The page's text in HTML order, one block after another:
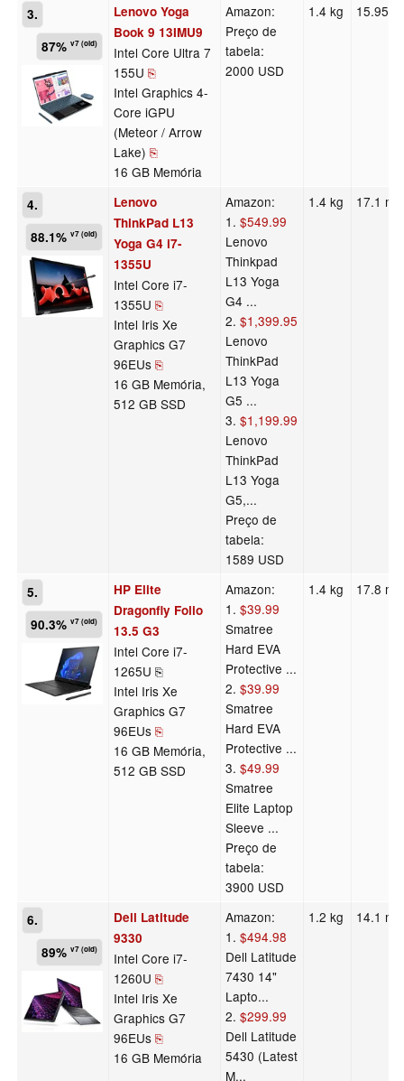
3.
87%v7 (old)
Lenovo Yoga
Book 9 13IMU9
Intel Core Ultra 7
155U ⎘
Intel Graphics 4-
Core iGPU
(Meteor / Arrow
Lake) ⎘
16 GB Memória
Amazon:
Preço de
tabela:
2000 USD
1.4 kg 15.95
4.
88.1%v7 (old)
Lenovo
ThinkPad L13
Yoga G4 i7-
1355U
Intel Core i7-
1355U ⎘
Intel Iris Xe
Graphics G7
96EUs ⎘
16 GB Memória,
512 GB SSD
Amazon:
1.$549.99
Lenovo
Thinkpad
L13 Yoga
G4 ...
2.$1,399.95
Lenovo
ThinkPad
L13 Yoga
G5 ...
3.$1,199.99
Lenovo
ThinkPad
L13 Yoga
G5,...
Preço de
tabela:
1589 USD
1.4 kg 17.1
5.
90.3%v7 (old)
HP Elite
Dragonfly Folio
13.5 G3
Intel Core i7-
1265U ⎘
Intel Iris Xe
Graphics G7
96EUs ⎘
16 GB Memória,
512 GB SSD
Amazon:
1.$39.99
Smatree
Hard EVA
Protective ...
2.$39.99
Smatree
Hard EVA
Protective ...
3.$49.99
Smatree
Elite Laptop
Sleeve ...
Preço de
tabela:
3900 USD
1.4 kg 17.8
6.
89%v7 (old)
Dell Latitude
9330
Intel Core i7-
1260U ⎘
Intel Iris Xe
Graphics G7
96EUs ⎘
16 GB Memória
Amazon:
1.$494.98
Dell Latitude
7430 14"
Lapto...
2.$299.99
Dell Latitude
5430 (Latest
M...
1.2 kg 14.1